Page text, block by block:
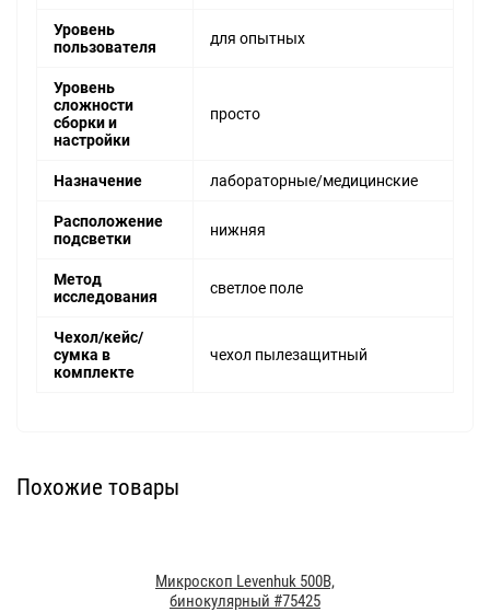
Уровень
пользователя
для опытных
Уровень
сложности
сборки и
настройки
просто
Назначение лабораторные/медицинские
Расположение
подсветки
нижняя
Метод
исследования
светлое поле
Чехол/кейс/
сумка в
комплекте
чехол пылезащитный
Похожие товары
Микроскоп Levenhuk 500B,
бинокулярный #75425